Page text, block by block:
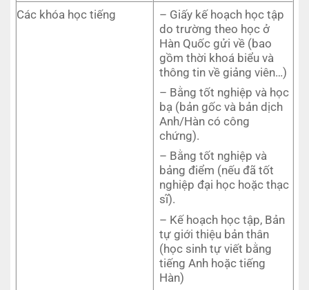
Các khóa học tiếng
– Giấy kế hoạch học tập
do trường theo học ở
Hàn Quốc gửi về (bao
gồm thời khoá biểu và
thông tin về giảng viên…)
– Bằng tốt nghiệp và học
bạ (bản gốc và bản dịch
Anh/Hàn có công
chứng).
– Bằng tốt nghiệp và
bảng điểm (nếu đã tốt
nghiệp đại học hoặc thạc
sĩ).
– Kế hoạch học tập, Bản
tự giới thiệu bản thân
(học sinh tự viết bằng
tiếng Anh hoặc tiếng
Hàn)